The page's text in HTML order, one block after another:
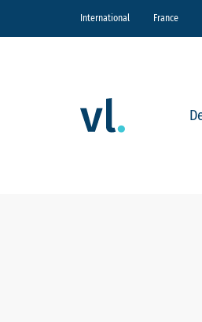
International France